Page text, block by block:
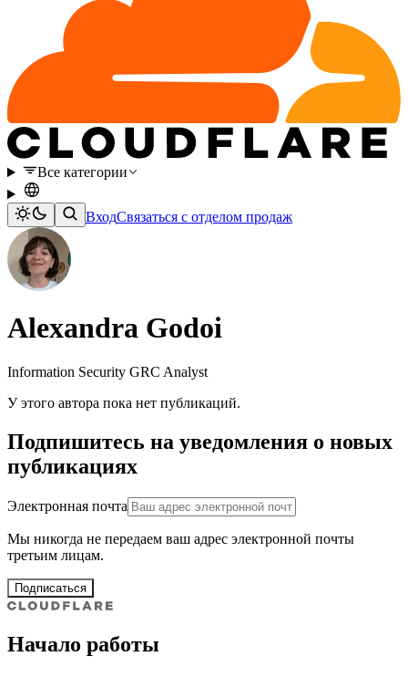
Все категории
ВходСвязаться с отделом продаж
Alexandra Godoi
Information Security GRC Analyst
У этого автора пока нет публикаций.
Подпишитесь на уведомления о новых
публикациях
Электронная почта
Мы никогда не передаем ваш адрес электронной почты
третьим лицам.
Подписаться
Начало работы